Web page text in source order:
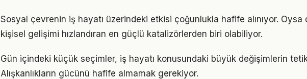
Sosyal çevrenin iş hayatı üzerindeki etkisi çoğunlukla hafife alınıyor. Oysa
kişisel gelişimi hızlandıran en güçlü katalizörlerden biri olabiliyor.
Gün içindeki küçük seçimler, iş hayatı konusundaki büyük değişimlerin
Alışkanlıkların gücünü hafife almamak gerekiyor.